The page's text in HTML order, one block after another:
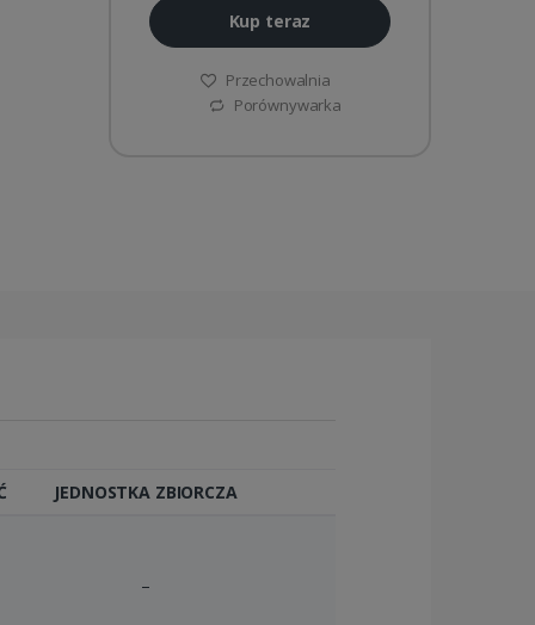
Kup teraz
Przechowalnia
Porównywarka
JEDNOSTKA ZBIORCZA
–